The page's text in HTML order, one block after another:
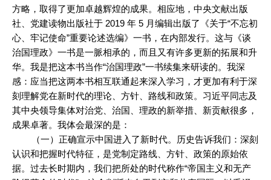
方略，取得了更加卓越辉煌的成果。相应地，中央文献出版
社、党建读物出版社于 2019 年 5 月编辑出版了《关于“不忘初
心、牢记使命”重要论述选编》一书，在内部发行。这与《谈
治国理政》一书是一脈相承的，而且又有许多更新的拓展和升
华。我是把这本书当作“治国理政”一书续集来研读的。我深
感：应当把这两本书相互联通起来深入学习，才更加有利于深
刻理解党在新时代的理论、方针、路线和政策。习近平同志及
其中央领导集体对治党、治国、理政的新举措、新贡献很多，
成果卓著。我体会最深的是：
（一）正确宣示中国进入了新时代。历史告诉我们：深刻
认识和把握时代特征，是党制定路线、方针、政策的原始依
据。过去长时期内，我们把所处的时代称作“帝国主义和无产